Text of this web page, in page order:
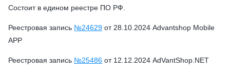
Состоит в едином реестре ПО РФ.
Реестровая запись №24629 от 28.10.2024 Advantshop Mobile
APP
Реестровая запись №25486 от 12.12.2024 AdVantShop.NET